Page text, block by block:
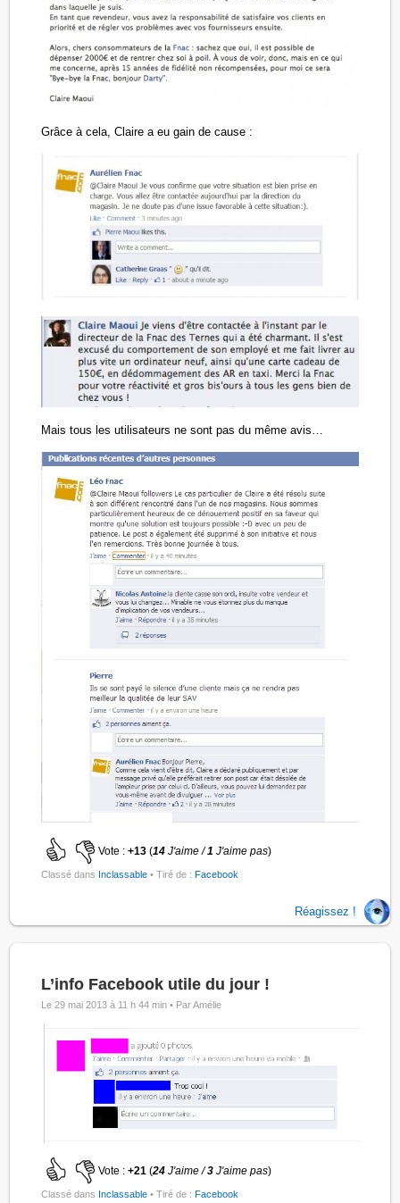
Grâce à cela, Claire a eu gain de cause :
Mais tous les utilisateurs ne sont pas du même avis…
Vote :+13 (14J'aime /1 J'aime pas)
Classé dans Inclassable • Tiré de :Facebook
Réagissez !
L’info Facebook utile du jour !
Le 29 mai 2013 à 11 h 44 min • Par Amélie
Vote :+21 (24J'aime /3 J'aime pas)
Classé dans Inclassable • Tiré de : Facebook